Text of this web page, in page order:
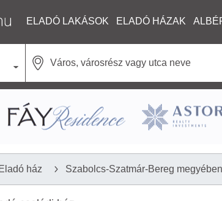
ELADÓ LAKÁSOK ELADÓ HÁZAK
Eladó ház Szabolcs-Szatmár-Bereg megyében